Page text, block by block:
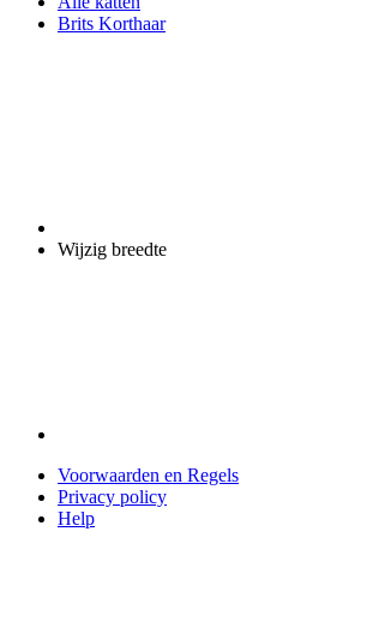
Brits Korthaar
Wijzig breedte
Voorwaarden en Regels
Privacy policy
Help